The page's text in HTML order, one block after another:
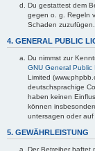
Du gestattest dem
gegen o. g. Regeln
Schaden zuzufügen.
4. GENERAL PUBLIC
Du nimmst zur
GNU General Public
Limited
deutschsprachige
haben keinen
können
untersagen oder auf
5. GEWÄHRLEISTUNG
Der Betreiber haftet